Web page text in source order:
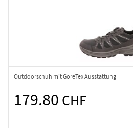
Outdoorschuh mit GoreTex Ausstattung
179.80 CHF